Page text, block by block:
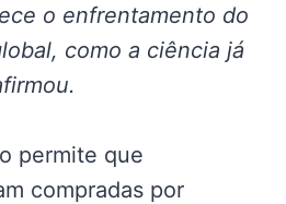
o enfrentamento do
como a ciência já
permite que
compradas por